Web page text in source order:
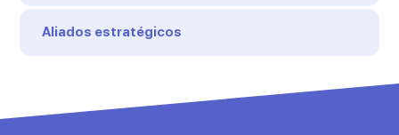
Aliados estratégicos